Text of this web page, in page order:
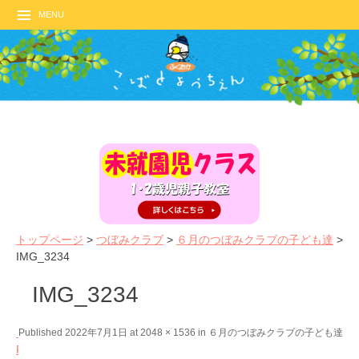
MENU
トップページ > つぼみクラブ > ６月のつぼみクラブの子ども達 >
IMG_3234
IMG_3234
Published 2022年7月1日 at 2048 × 1536 in ６月のつぼみクラブの子ども達
←
P
N
e